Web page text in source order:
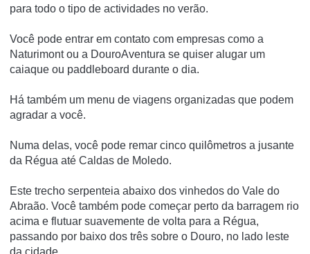
para todo o tipo de actividades no verão.
Você pode entrar em contato com empresas como a
Naturimont ou a DouroAventura se quiser alugar um
caiaque ou paddleboard durante o dia.
Há também um menu de viagens organizadas que podem
agradar a você.
Numa delas, você pode remar cinco quilômetros a jusante
da Régua até Caldas de Moledo.
Este trecho serpenteia abaixo dos vinhedos do Vale do
Abraão. Você também pode começar perto da barragem rio
acima e flutuar suavemente de volta para a Régua,
passando por baixo dos três sobre o Douro, no lado leste
da cidade.